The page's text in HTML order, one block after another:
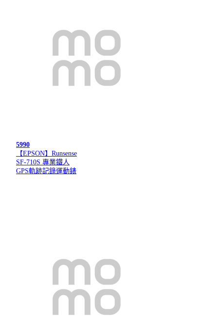
5990
【EPSON】Runsense
SF-710S 專業鐵人
GPS軌跡記錄運動錶